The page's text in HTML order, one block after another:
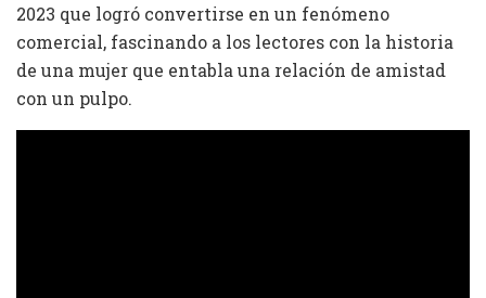
2023 que logró convertirse en un fenómeno
comercial, fascinando a los lectores con la historia
de una mujer que entabla una relación de amistad
con un pulpo.